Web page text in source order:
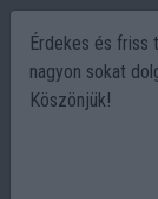
Érdekes és friss
nagyon sokat
Köszönjük!